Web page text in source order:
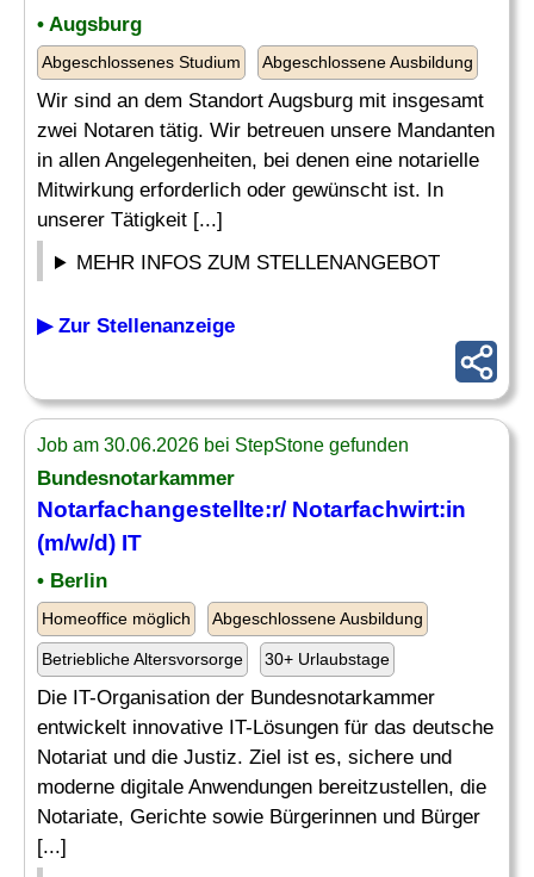
• Augsburg
Abgeschlossenes Studium Abgeschlossene Ausbildung
Wir sind an dem Standort Augsburg mit insgesamt
zwei Notaren tätig. Wir betreuen unsere Mandanten
in allen Angelegenheiten, bei denen eine notarielle
Mitwirkung erforderlich oder gewünscht ist. In
unserer Tätigkeit [...]
MEHR INFOS ZUM STELLENANGEBOT
▶ Zur Stellenanzeige
Job am 30.06.2026 bei StepStone gefunden
Bundesnotarkammer
Notarfachangestellte:r/ Notarfachwirt:in
(m/w/d) IT
• Berlin
Homeoffice möglich Abgeschlossene Ausbildung
Betriebliche Altersvorsorge 30+ Urlaubstage
Die IT-Organisation der Bundesnotarkammer
entwickelt innovative IT-Lösungen für das deutsche
Notariat und die Justiz. Ziel ist es, sichere und
moderne digitale Anwendungen bereitzustellen, die
Notariate, Gerichte sowie Bürgerinnen und Bürger
[...]